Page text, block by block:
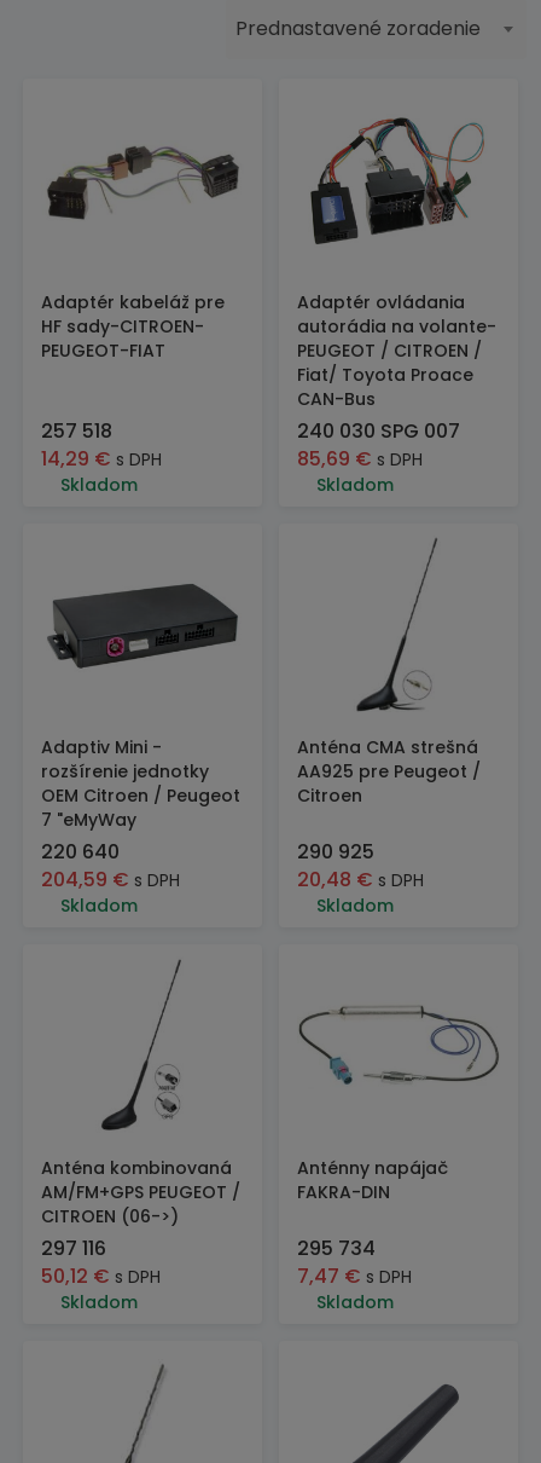
Prednastavené zoradenie
Adaptér kabeláž pre
HF sady-CITROEN-
PEUGEOT-FIAT
257 518
14,29 € s DPH
Skladom
Adaptér ovládania
autorádia na volante-
PEUGEOT / CITROEN /
Fiat/ Toyota Proace
CAN-Bus
240 030 SPG 007
85,69 € s DPH
Skladom
Adaptiv Mini -
rozšírenie jednotky
OEM Citroen / Peugeot
7 "eMyWay
220 640
204,59 € s DPH
Skladom
Anténa CMA strešná
AA925 pre Peugeot /
Citroen
290 925
20,48 € s DPH
Skladom
Anténa kombinovaná
AM/FM+GPS PEUGEOT /
CITROEN (06->)
297 116
50,12 € s DPH
Skladom
Anténny napájač
FAKRA-DIN
295 734
7,47 € s DPH
Skladom